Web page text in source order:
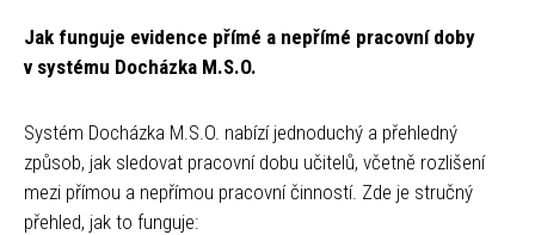
Jak funguje evidence přímé a nepřímé pracovní doby
v systému Docházka M.S.O.
Systém Docházka M.S.O. nabízí jednoduchý a přehledný
způsob, jak sledovat pracovní dobu učitelů, včetně rozlišení
mezi přímou a nepřímou pracovní činností. Zde je stručný
přehled, jak to funguje: